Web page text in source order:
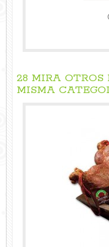
28 MIRA OTROS
MISMA